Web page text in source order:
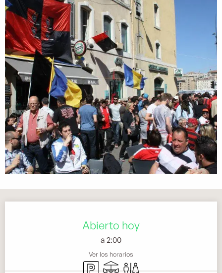
Abierto hoy
a 2:00
Ver los horarios
Aparcamiento
TerrazaAseos